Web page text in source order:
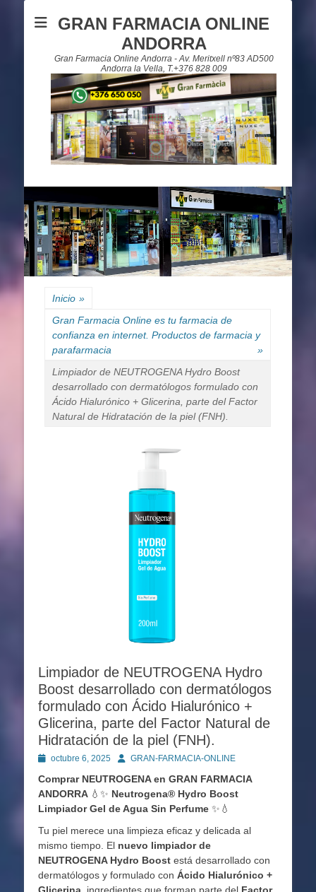
GRAN FARMACIA ONLINE
ANDORRA
Gran Farmacia Online Andorra - Av. Meritxell nº83 AD500
Andorra la Vella, T.+376 828 009
Inicio »
Gran Farmacia Online es tu farmacia de
confianza en internet. Productos de farmacia y
parafarmacia
»
Limpiador de NEUTROGENA Hydro Boost
desarrollado con dermatólogos formulado con
Ácido Hialurónico + Glicerina, parte del Factor
Natural de Hidratación de la piel (FNH).
Limpiador de NEUTROGENA Hydro
Boost desarrollado con dermatólogos
formulado con Ácido Hialurónico +
Glicerina, parte del Factor Natural de
Hidratación de la piel (FNH).
Publicado
octubre 6, 2025 AutorGRAN-FARMACIA-ONLINE
Comprar NEUTROGENA en GRAN FARMACIA
ANDORRA 💧✨ Neutrogena® Hydro Boost
Limpiador Gel de Agua Sin Perfume ✨💧
Tu piel merece una limpieza eficaz y delicada al
mismo tiempo. El nuevo limpiador de
NEUTROGENA Hydro Boost está desarrollado con
dermatólogos y formulado con Ácido Hialurónico +